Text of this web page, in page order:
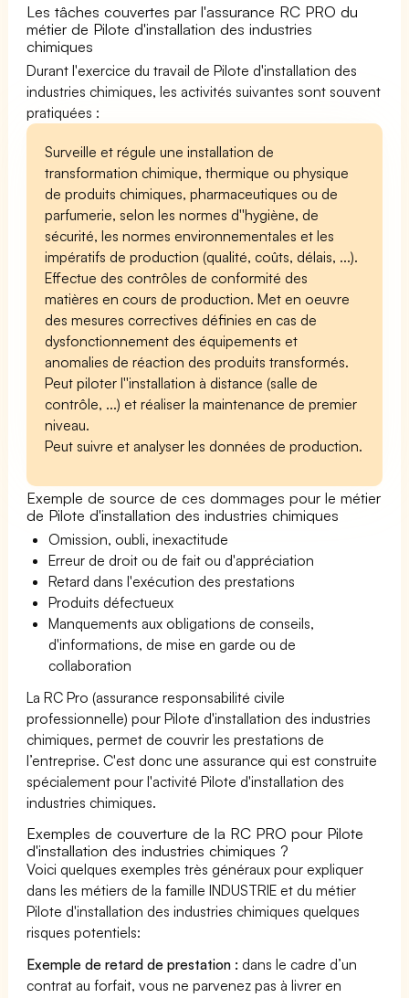
Les tâches couvertes par l'assurance RC PRO du
métier de Pilote d'installation des industries
chimiques
Durant l'exercice du travail de Pilote d'installation des
industries chimiques, les activités suivantes sont souvent
pratiquées :
Surveille et régule une installation de
transformation chimique, thermique ou physique
de produits chimiques, pharmaceutiques ou de
parfumerie, selon les normes d''hygiène, de
sécurité, les normes environnementales et les
impératifs de production (qualité, coûts, délais, ...).
Effectue des contrôles de conformité des
matières en cours de production. Met en oeuvre
des mesures correctives définies en cas de
dysfonctionnement des équipements et
anomalies de réaction des produits transformés.
Peut piloter l''installation à distance (salle de
contrôle, ...) et réaliser la maintenance de premier
niveau.
Peut suivre et analyser les données de production.
Exemple de source de ces dommages pour le métier
de Pilote d'installation des industries chimiques
Omission, oubli, inexactitude
Erreur de droit ou de fait ou d'appréciation
Retard dans l'exécution des prestations
Produits défectueux
Manquements aux obligations de conseils,
d'informations, de mise en garde ou de
collaboration
La RC Pro (assurance responsabilité civile
professionnelle) pour Pilote d'installation des industries
chimiques, permet de couvrir les prestations de
l’entreprise. C'est donc une assurance qui est construite
spécialement pour l'activité Pilote d'installation des
industries chimiques.
Exemples de couverture de la RC PRO pour Pilote
d'installation des industries chimiques ?
Voici quelques exemples très généraux pour expliquer
dans les métiers de la famille INDUSTRIE et du métier
Pilote d'installation des industries chimiques quelques
risques potentiels:
Exemple de retard de prestation : dans le cadre d’un
contrat au forfait, vous ne parvenez pas à livrer en